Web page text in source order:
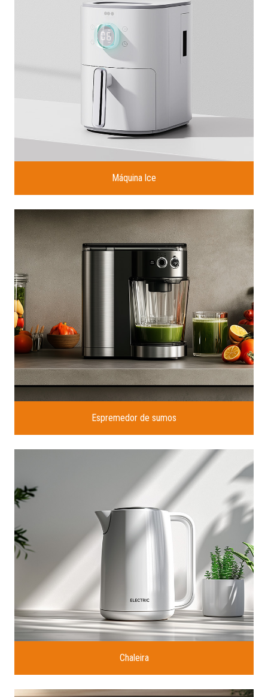
Máquina lce
Espremedor de sumos
Chaleira